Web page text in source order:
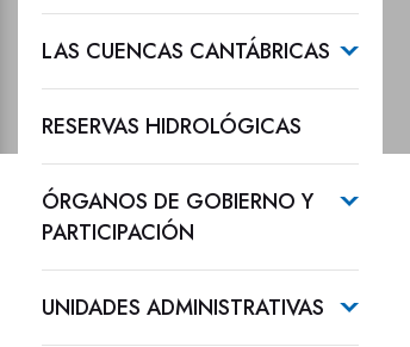
LAS CUENCAS CANTÁBRICAS
RESERVAS HIDROLÓGICAS
ÓRGANOS DE GOBIERNO Y
PARTICIPACIÓN
UNIDADES ADMINISTRATIVAS